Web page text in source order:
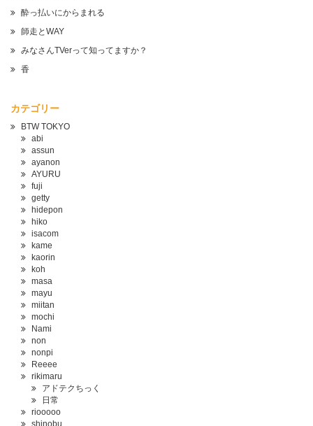
酔っ払いにからまれる
師走とWAY
みなさんTVerって知ってますか？
香
カテゴリー
BTW TOKYO
abi
assun
ayanon
AYURU
fuji
getty
hidepon
hiko
isacom
kame
kaorin
koh
masa
mayu
miitan
mochi
Nami
non
nonpi
Reeee
rikimaru
アドテクちっく
日常
riooooo
shinobu